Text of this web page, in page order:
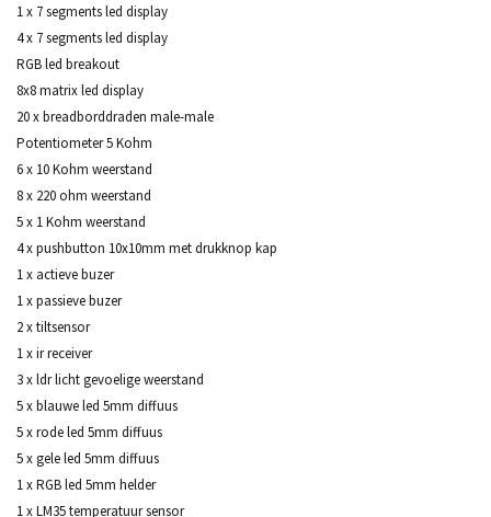
1 x 7 segments led display
4 x 7 segments led display
RGB led breakout
8x8 matrix led display
20 x breadborddraden male-male
Potentiometer 5 Kohm
6 x 10 Kohm weerstand
8 x 220 ohm weerstand
5 x 1 Kohm weerstand
4 x pushbutton 10x10mm met drukknop kap
1 x actieve buzer
1 x passieve buzer
2 x tiltsensor
1 x ir receiver
3 x ldr licht gevoelige weerstand
5 x blauwe led 5mm diffuus
5 x rode led 5mm diffuus
5 x gele led 5mm diffuus
1 x RGB led 5mm helder
1 x LM35 temperatuur sensor